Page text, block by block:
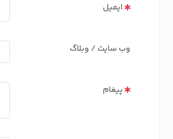
ایمیل
وب سایت / وبلاگ
پیغام